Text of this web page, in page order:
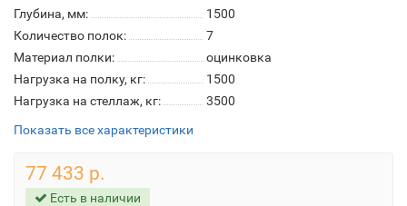
Глубина, мм:
1500
Количество полок:
7
Материал полки:
оцинковка
Нагрузка на полку, кг:
1500
Нагрузка на стеллаж, кг:
3500
Показать все характеристики
77 433 р.
Есть в наличии